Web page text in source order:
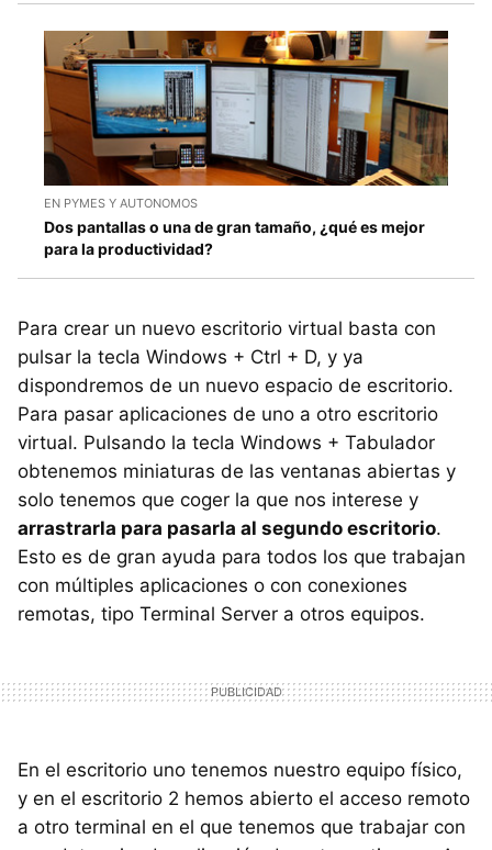
EN PYMES Y AUTONOMOS
Dos pantallas o una de gran tamaño, ¿qué es mejor
para la productividad?
Para crear un nuevo escritorio virtual basta con
pulsar la tecla Windows + Ctrl + D, y ya
dispondremos de un nuevo espacio de escritorio.
Para pasar aplicaciones de uno a otro escritorio
virtual. Pulsando la tecla Windows + Tabulador
obtenemos miniaturas de las ventanas abiertas y
solo tenemos que coger la que nos interese y
arrastrarla para pasarla al segundo escritorio.
Esto es de gran ayuda para todos los que trabajan
con múltiples aplicaciones o con conexiones
remotas, tipo Terminal Server a otros equipos.
En el escritorio uno tenemos nuestro equipo físico,
y en el escritorio 2 hemos abierto el acceso remoto
a otro terminal en el que tenemos que trabajar con